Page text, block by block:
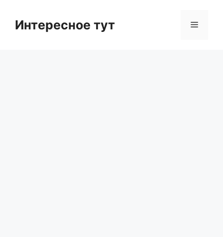
contentИнтересное тут Menu